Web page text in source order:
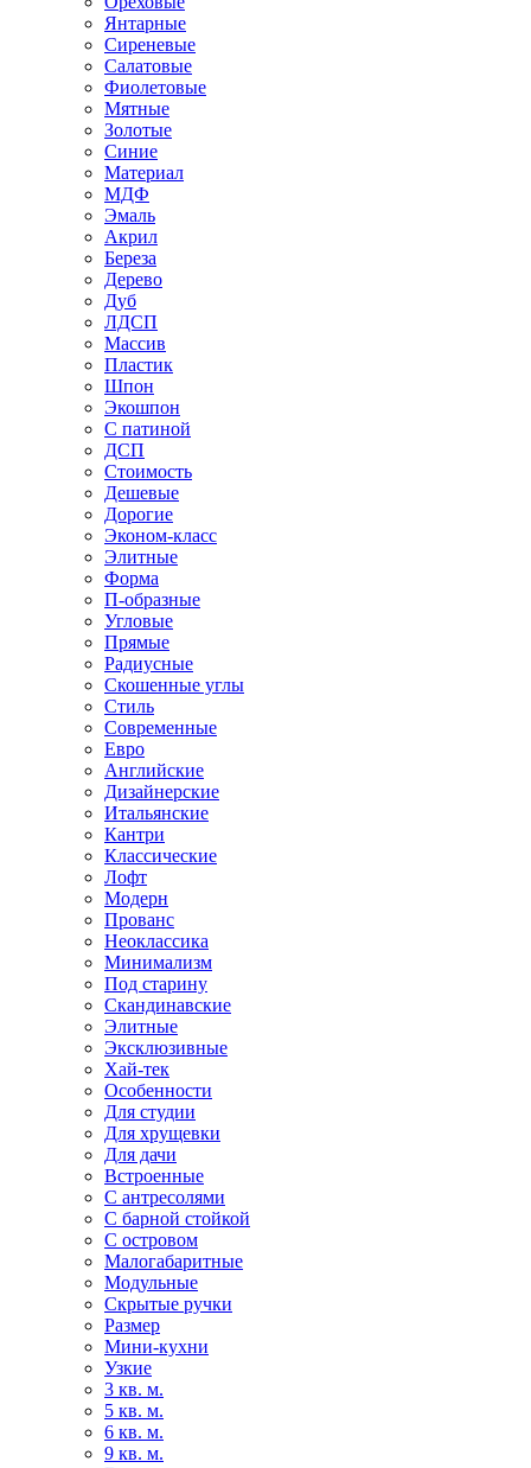
Янтарные
Сиреневые
Салатовые
Фиолетовые
Мятные
Золотые
Синие
Материал
МДФ
Эмаль
Акрил
Береза
Дерево
Дуб
ЛДСП
Массив
Пластик
Шпон
Экошпон
С патиной
ДСП
Стоимость
Дешевые
Дорогие
Эконом-класс
Элитные
Форма
П-образные
Угловые
Прямые
Радиусные
Скошенные углы
Стиль
Современные
Евро
Английские
Дизайнерские
Итальянские
Кантри
Классические
Лофт
Модерн
Прованс
Неоклассика
Минимализм
Под старину
Скандинавские
Элитные
Эксклюзивные
Хай-тек
Особенности
Для студии
Для хрущевки
Для дачи
Встроенные
С антресолями
С барной стойкой
С островом
Малогабаритные
Модульные
Скрытые ручки
Размер
Мини-кухни
Узкие
3 кв. м.
5 кв. м.
6 кв. м.
9 кв. м.